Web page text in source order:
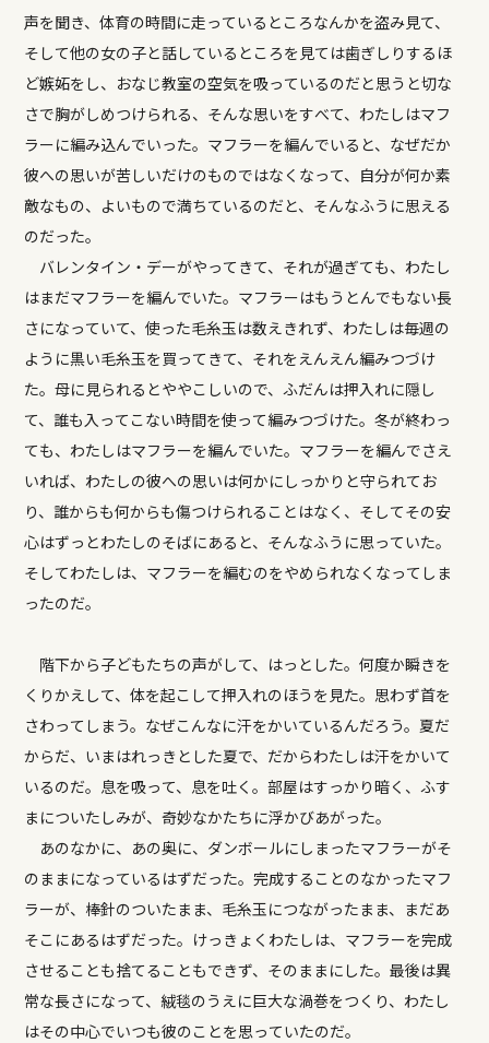
声を聞き、体育の時間に走っているところなんかを盗み見て、
そして他の女の子と話しているところを見ては歯ぎしりするほ
ど嫉妬をし、おなじ教室の空気を吸っているのだと思うと切な
さで胸がしめつけられる、そんな思いをすべて、わたしはマフ
ラーに編み込んでいった。マフラーを編んでいると、なぜだか
彼への思いが苦しいだけのものではなくなって、自分が何か素
敵なもの、よいもので満ちているのだと、そんなふうに思える
のだった。
バレンタイン・デーがやってきて、それが過ぎても、わたし
はまだマフラーを編んでいた。マフラーはもうとんでもない長
さになっていて、使った毛糸玉は数えきれず、わたしは毎週の
ように黒い毛糸玉を買ってきて、それをえんえん編みつづけ
た。母に見られるとややこしいので、ふだんは押入れに隠し
て、誰も入ってこない時間を使って編みつづけた。冬が終わっ
ても、わたしはマフラーを編んでいた。マフラーを編んでさえ
いれば、わたしの彼への思いは何かにしっかりと守られてお
り、誰からも何からも傷つけられることはなく、そしてその安
心はずっとわたしのそばにあると、そんなふうに思っていた。
そしてわたしは、マフラーを編むのをやめられなくなってしま
ったのだ。
階下から子どもたちの声がして、はっとした。何度か瞬きを
くりかえして、体を起こして押入れのほうを見た。思わず首を
さわってしまう。なぜこんなに汗をかいているんだろう。夏だ
からだ、いまはれっきとした夏で、だからわたしは汗をかいて
いるのだ。息を吸って、息を吐く。部屋はすっかり暗く、ふす
まについたしみが、奇妙なかたちに浮かびあがった。
あのなかに、あの奥に、ダンボールにしまったマフラーがそ
のままになっているはずだった。完成することのなかったマフ
ラーが、棒針のついたまま、毛糸玉につながったまま、まだあ
そこにあるはずだった。けっきょくわたしは、マフラーを完成
させることも捨てることもできず、そのままにした。最後は異
常な長さになって、絨毯のうえに巨大な渦巻をつくり、わたし
はその中心でいつも彼のことを思っていたのだ。